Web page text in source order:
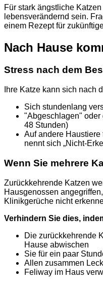
Für stark ängstliche
lebensverändernd sein.
einem Rezept für
Nach Hause
Stress nach dem
Ihre Katze kann sich nach
Sich stundenlang
"Abgeschlagen" oder
48 Stunden)
Auf andere
nennt sich „Nicht-
Wenn Sie mehrere
Zurückkehrende Katzen
Hausgenossen
Klinikgerüche nicht
Verhindern Sie dies,
Die zurückkehrende
Hause abwischen
Sie für ein paar
Allen zusammen
Feliway im Haus